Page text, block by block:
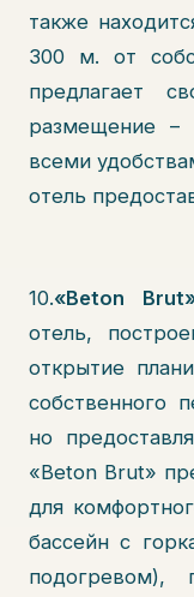
также
300 м. от
предлагает
размещение –
всеми
отель
10.«Beton
отель,
открытие
собственного
но
«Beton Brut»
для
бассейн с
подогревом),